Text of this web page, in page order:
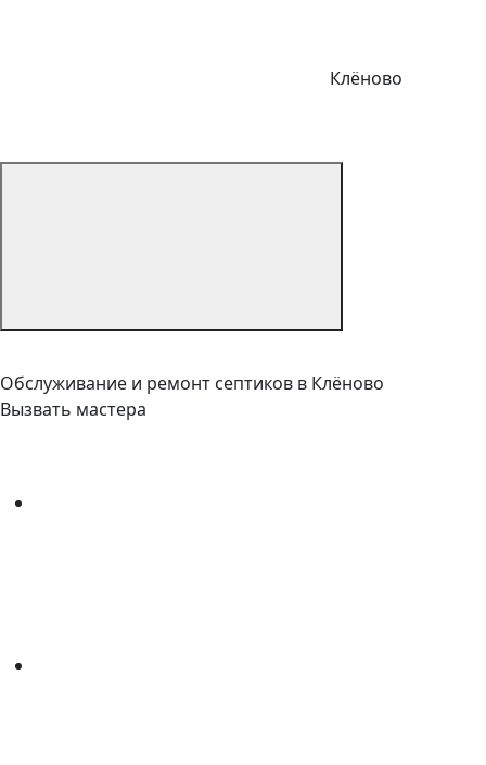
Клёново
Обслуживание и ремонт септиков в Клёново
Вызвать мастера